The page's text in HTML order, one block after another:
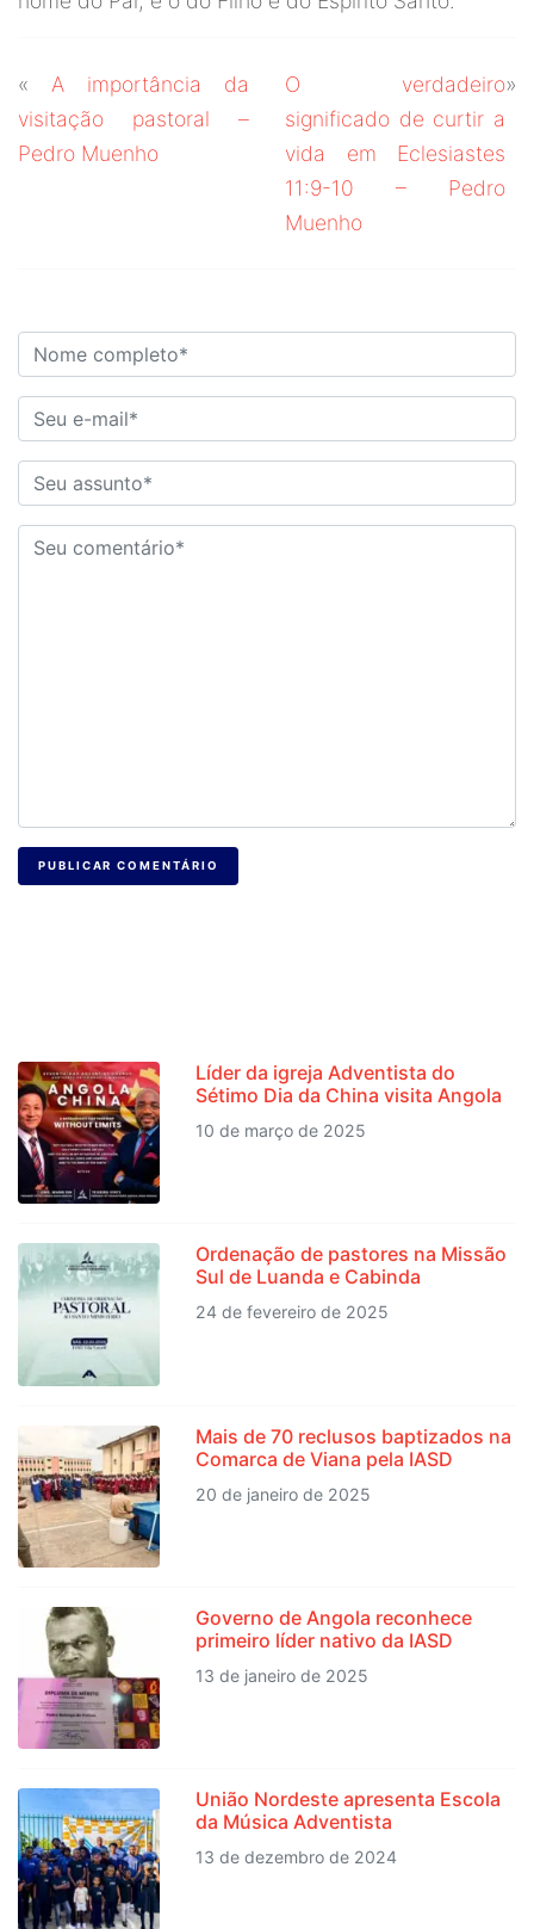
« A importância da
visitação pastoral –
Pedro Muenho
O verdadeiro
significado de curtir a
vida em Eclesiastes
11:9-10 – Pedro
Muenho
»
PUBLICAR COMENTÁRIO
Líder da igreja Adventista do
Sétimo Dia da China visita Angola
10 de março de 2025
Ordenação de pastores na Missão
Sul de Luanda e Cabinda
24 de fevereiro de 2025
Mais de 70 reclusos baptizados na
Comarca de Viana pela IASD
20 de janeiro de 2025
Governo de Angola reconhece
primeiro líder nativo da IASD
13 de janeiro de 2025
União Nordeste apresenta Escola
da Música Adventista
13 de dezembro de 2024